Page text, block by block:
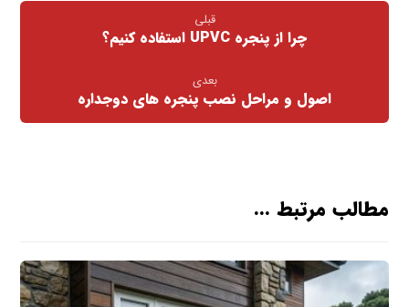
قبلی
چرا از پنجره UPVC استفاده کنیم؟
بعدی
اصول و مراحل نصب پنجره های دوجداره
مطالب مرتبط ...